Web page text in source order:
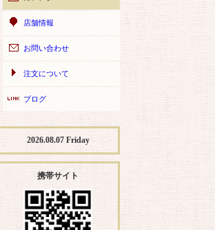
店舗情報
お問い合わせ
注文について
ブログ
2026.08.07 Friday
携帯サイト